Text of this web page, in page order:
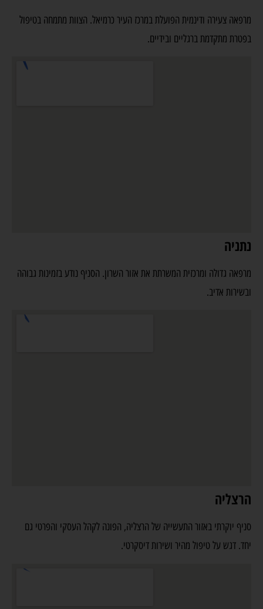
מרפאה צעירה ודינמית הפועלת במרכז העיר כרמיאל. הצוות מתמחה בטיפול
בפטרת מתקדמת ברגליים ובידיים.
נתניה
מרפאה גדולה ומרכזית המשרתת את אזור השרון. הסניף נודע בזמינות גבוהה
ובשירות אדיב.
הרצליה
סניף יוקרתי באזור התעשייה של הרצליה, הפונה לקהל העסקי והפרטי גם
יחד. דגש על טיפול מהיר ושירות דיסקרטי.